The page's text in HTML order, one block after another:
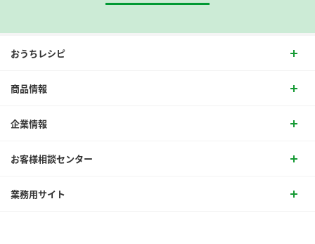
おうちレシピ
商品情報
企業情報
お客様相談センター
業務用サイト